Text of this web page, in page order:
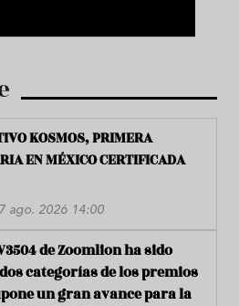
KOSMOS, PRIMERA
EN MÉXICO CERTIFICADA
ago. 2026 14:00
de Zoomlion ha sido
categorías de los premios
un gran avance para la